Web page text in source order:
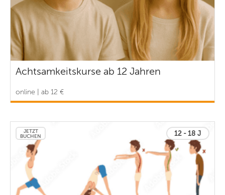
Achtsamkeitskurse ab 12 Jahren
online | ab 12 €
JETZT
BUCHEN
12 - 18 J